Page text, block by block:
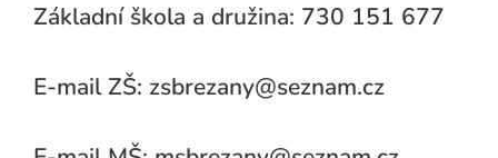
Základní škola a družina: 730 151 677
E-mail ZŠ: zsbrezany@seznam.cz